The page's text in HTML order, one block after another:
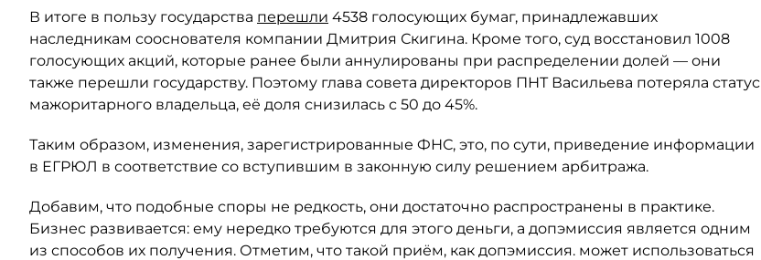
В итоге в пользу государства перешли 4538 голосующих бумаг, принадлежавших
наследникам сооснователя компании Дмитрия Скигина. Кроме того, суд восстановил 1008
голосующих акций, которые ранее были аннулированы при распределении долей — они
также перешли государству. Поэтому глава совета директоров ПНТ Васильева потеряла статус
мажоритарного владельца, её доля снизилась с 50 до 45%.
Таким образом, изменения, зарегистрированные ФНС, это, по сути, приведение информации
в ЕГРЮЛ в соответствие со вступившим в законную силу решением арбитража.
Добавим, что подобные споры не редкость, они достаточно распространены в практике.
Бизнес развивается: ему нередко требуются для этого деньги, а допэмиссия является одним
из способов их получения. Отметим, что такой приём, как допэмиссия. может использоваться